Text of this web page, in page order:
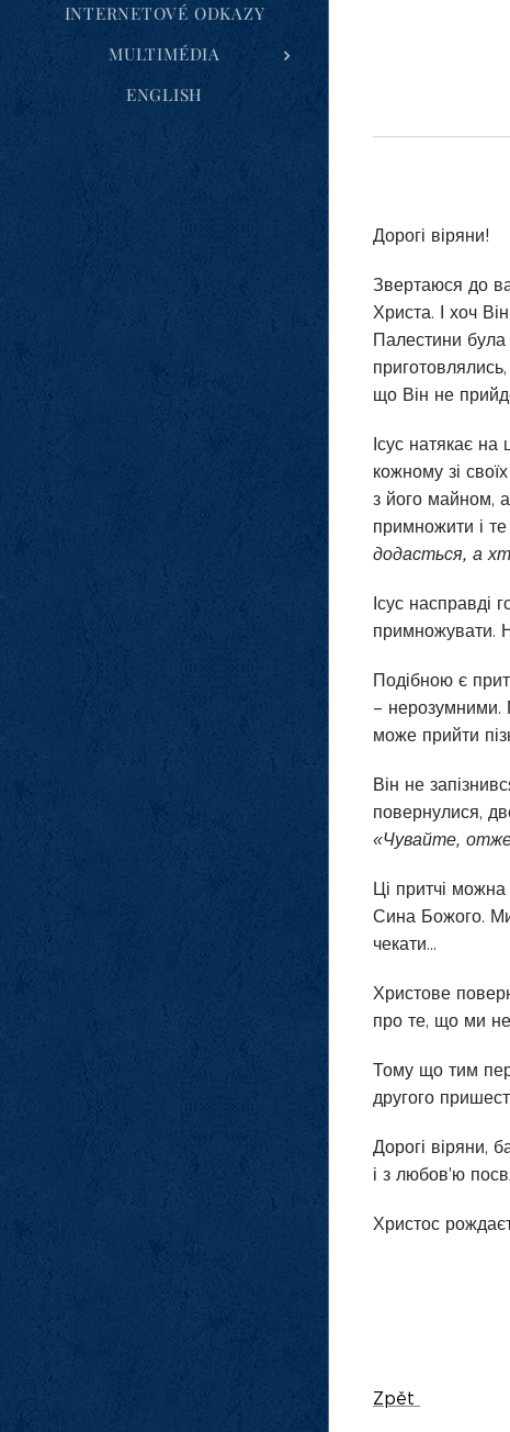
INTERNETOVÉ ODKAZY
MULTIMÉDIA
ENGLISH
Дорогі віряни!
Звертаюся до
Христа. І хоч
Палестини
що Він не
Ісус натякає
кожному зі
з його майном,
примножити і
додасться, а
Ісус насправді
примножувати.
Подібною є
– нерозумними.
може прийти
Він не
повернулися,
«Чувайте,
Ці притчі можна
Сина Божого. Ми
чекати…
Христове
про те, що ми не
Тому що тим
другого
Дорогі віряни,
і з любов'ю
Христос
Zpět